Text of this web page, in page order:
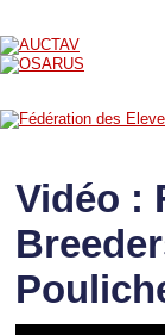
Vidéo :